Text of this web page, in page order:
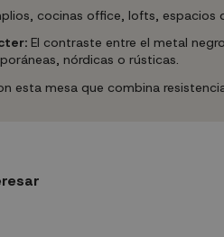
cocinas office, lofts, espacios
El contraste entre el metal
nórdicas o rústicas.
esta mesa que combina